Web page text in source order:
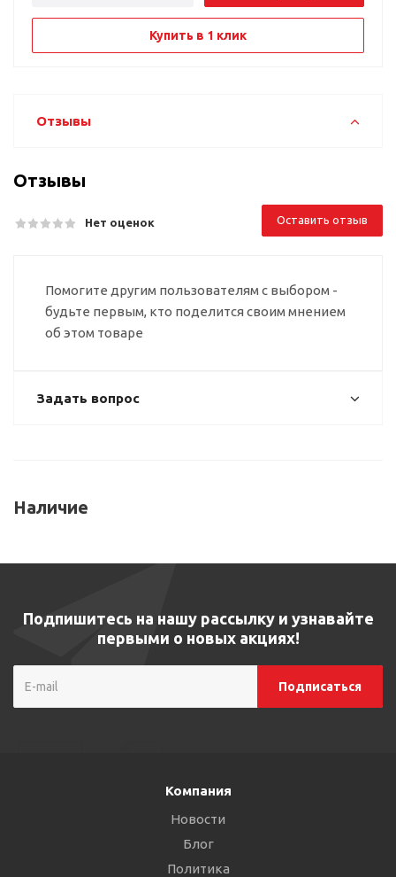
Купить в 1 клик
Отзывы
Отзывы
Нет оценок Оставить отзыв
Помогите другим пользователям с выбором -
будьте первым, кто поделится своим мнением
об этом товаре
Задать вопрос
Наличие
Подпишитесь на нашу рассылку и узнавайте
первыми о новых акциях!
Компания
Новости
Блог
Политика